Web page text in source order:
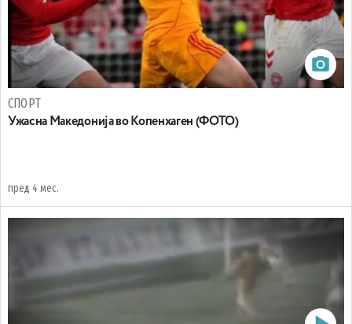
СПОРТ
Ужасна Македонија во Копенхаген (ФОТО)
пред 4 мес.